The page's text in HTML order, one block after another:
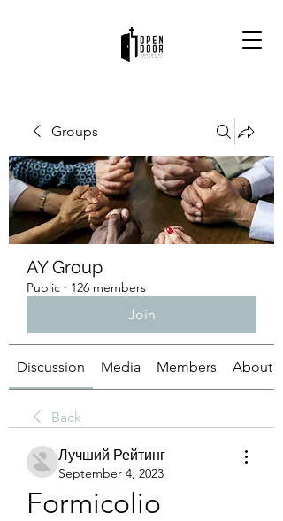
Groups
AY Group
Public · 126 members
Join
Discussion Media Members About
Back
Лучший Рейтинг
September 4, 2023
Formicolio